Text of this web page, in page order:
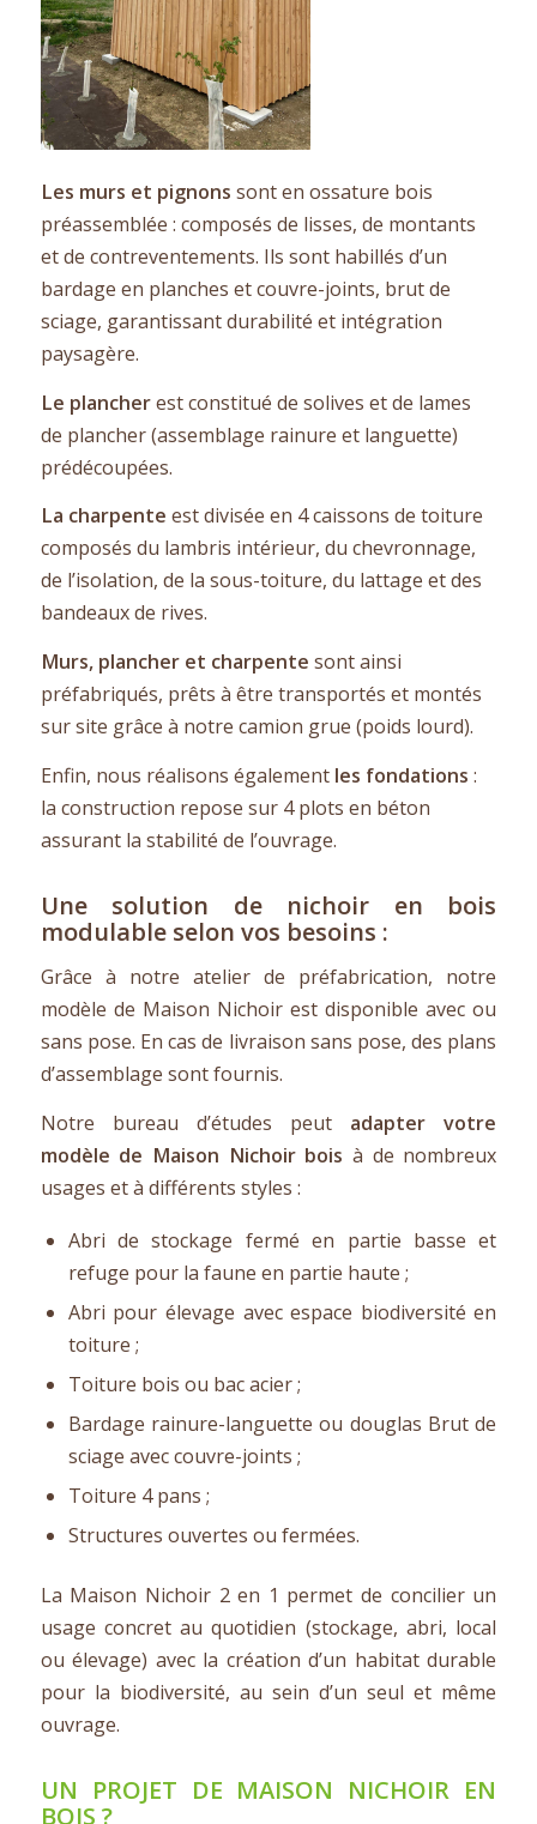
Les murs et pignons sont en ossature bois
préassemblée : composés de lisses, de montants
et de contreventements. Ils sont habillés d’un
bardage en planches et couvre-joints, brut de
sciage, garantissant durabilité et intégration
paysagère.
Le plancherest constitué de solives et de lames
de plancher (assemblage rainure et languette)
prédécoupées.
La charpente est divisée en 4 caissons de toiture
composés du lambris intérieur, du chevronnage,
de l’isolation, de la sous-toiture, du lattage et des
bandeaux de rives.
Murs, plancher et charpente sont ainsi
préfabriqués, prêts à être transportés et montés
sur site grâce à notre camion grue (poids lourd).
Enfin, nous réalisons égalementles fondations :
la construction repose sur 4 plots en béton
assurant la stabilité de l’ouvrage.
Une solution de nichoir en bois
modulable selon vos besoins :
Grâce à notre atelier de préfabrication, notre
modèle de Maison Nichoir est disponible avec ou
sans pose. En cas de livraison sans pose, des plans
d’assemblage sont fournis.
Notre bureau d’études peut adapter votre
modèle de Maison Nichoir bois à de nombreux
usages et à différents styles :
Abri de stockage fermé en partie basse et
refuge pour la faune en partie haute ;
Abri pour élevage avec espace biodiversité en
toiture ;
Toiture bois ou bac acier ;
Bardage rainure-languette ou douglas Brut de
sciage avec couvre-joints ;
Toiture 4 pans ;
Structures ouvertes ou fermées.
La Maison Nichoir 2 en 1 permet de concilier un
usage concret au quotidien (stockage, abri, local
ou élevage) avec la création d’un habitat durable
pour la biodiversité, au sein d’un seul et même
ouvrage.
UN PROJET DE MAISON NICHOIR EN
BOIS ?